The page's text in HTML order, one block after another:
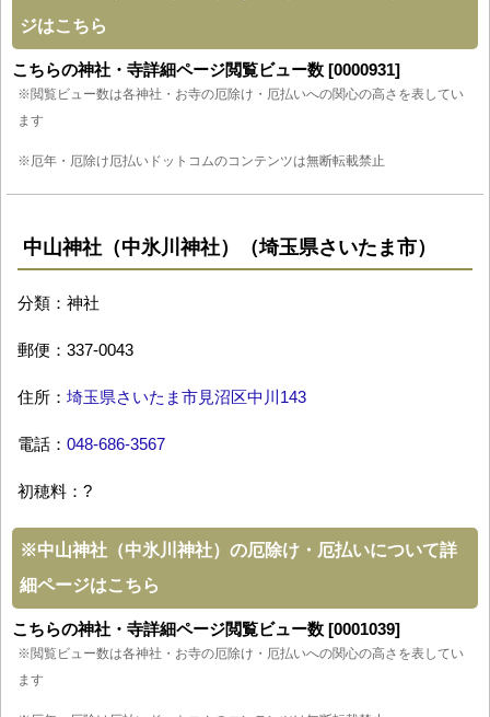
ジはこちら
こちらの神社・寺詳細ページ閲覧ビュー数 [0000931]
※閲覧ビュー数は各神社・お寺の厄除け・厄払いへの関心の高さを表してい
ます
※厄年・厄除け厄払いドットコムのコンテンツは無断転載禁止
中山神社（中氷川神社）（埼玉県さいたま市）
分類：神社
郵便：337-0043
住所： 埼玉県さいたま市見沼区中川143
電話： 048-686-3567
初穂料：?
※中山神社（中氷川神社）の厄除け・厄払いについて詳
細ページはこちら
こちらの神社・寺詳細ページ閲覧ビュー数 [0001039]
※閲覧ビュー数は各神社・お寺の厄除け・厄払いへの関心の高さを表してい
ます